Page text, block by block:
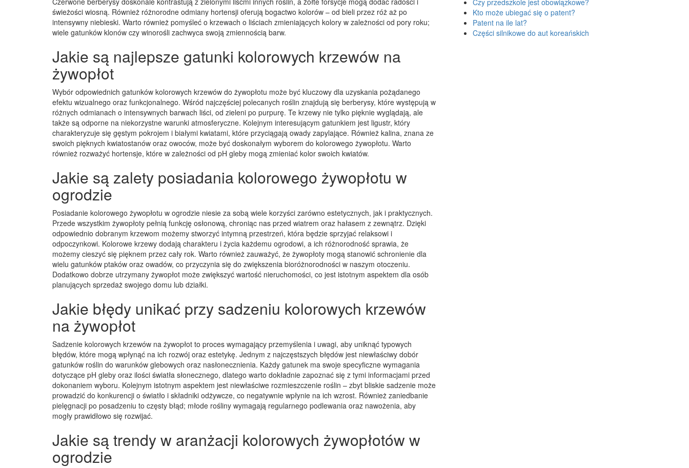
świeżości wiosną. Również różnorodne odmiany hortensji oferują bogactwo kolorów – od bieli przez róż aż po
intensywny niebieski. Warto również pomyśleć o krzewach o liściach zmieniających kolory w zależności od pory roku;
wiele gatunków klonów czy winorośli zachwyca swoją zmiennością barw.
Jakie są najlepsze gatunki kolorowych krzewów na
żywopłot
Wybór odpowiednich gatunków kolorowych krzewów do żywopłotu może być kluczowy dla uzyskania pożądanego
efektu wizualnego oraz funkcjonalnego. Wśród najczęściej polecanych roślin znajdują się berberysy, które występują w
różnych odmianach o intensywnych barwach liści, od zieleni po purpurę. Te krzewy nie tylko pięknie wyglądają, ale
także są odporne na niekorzystne warunki atmosferyczne. Kolejnym interesującym gatunkiem jest ligustr, który
charakteryzuje się gęstym pokrojem i białymi kwiatami, które przyciągają owady zapylające. Również kalina, znana ze
swoich pięknych kwiatostanów oraz owoców, może być doskonałym wyborem do kolorowego żywopłotu. Warto
również rozważyć hortensje, które w zależności od pH gleby mogą zmieniać kolor swoich kwiatów.
Jakie są zalety posiadania kolorowego żywopłotu w
ogrodzie
Posiadanie kolorowego żywopłotu w ogrodzie niesie za sobą wiele korzyści zarówno estetycznych, jak i praktycznych.
Przede wszystkim żywopłoty pełnią funkcję osłonową, chroniąc nas przed wiatrem oraz hałasem z zewnątrz. Dzięki
odpowiednio dobranym krzewom możemy stworzyć intymną przestrzeń, która będzie sprzyjać relaksowi i
odpoczynkowi. Kolorowe krzewy dodają charakteru i życia każdemu ogrodowi, a ich różnorodność sprawia, że
możemy cieszyć się pięknem przez cały rok. Warto również zauważyć, że żywopłoty mogą stanowić schronienie dla
wielu gatunków ptaków oraz owadów, co przyczynia się do zwiększenia bioróżnorodności w naszym otoczeniu.
Dodatkowo dobrze utrzymany żywopłot może zwiększyć wartość nieruchomości, co jest istotnym aspektem dla osób
planujących sprzedaż swojego domu lub działki.
Jakie błędy unikać przy sadzeniu kolorowych krzewów
na żywopłot
Sadzenie kolorowych krzewów na żywopłot to proces wymagający przemyślenia i uwagi, aby uniknąć typowych
błędów, które mogą wpłynąć na ich rozwój oraz estetykę. Jednym z najczęstszych błędów jest niewłaściwy dobór
gatunków roślin do warunków glebowych oraz nasłonecznienia. Każdy gatunek ma swoje specyficzne wymagania
dotyczące pH gleby oraz ilości światła słonecznego, dlatego warto dokładnie zapoznać się z tymi informacjami przed
dokonaniem wyboru. Kolejnym istotnym aspektem jest niewłaściwe rozmieszczenie roślin – zbyt bliskie sadzenie może
prowadzić do konkurencji o światło i składniki odżywcze, co negatywnie wpłynie na ich wzrost. Również zaniedbanie
pielęgnacji po posadzeniu to częsty błąd; młode rośliny wymagają regularnego podlewania oraz nawożenia, aby
mogły prawidłowo się rozwijać.
Jakie są trendy w aranżacji kolorowych żywopłotów w
ogrodzie
Czy przedszkole jest obowiązkowe?
Kto może ubiegać się o patent?
Patent na ile lat?
Części silnikowe do aut koreańskich